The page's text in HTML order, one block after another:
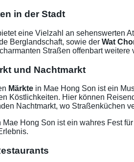
in der Stadt
eine Vielzahl an sehenswerten
Berglandschaft, sowie der Wat
Straßen offenbart
und Nachtmarkt
Märkte in Mae Hong Son ist ein
Köstlichkeiten. Hier können
Nachtmarkt, wo Straßenküchen
Mae Hong Son ist ein wahres Fest